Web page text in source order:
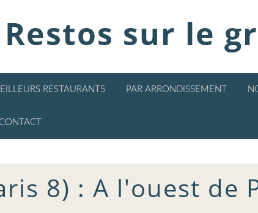
Restos sur le
RESTAURANTS PAR ARRONDISSEMENT
CONTACT
8) : A l'ouest de